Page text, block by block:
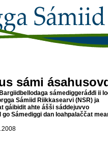
sámi
sámediggeráđđi ii
Sámiid Riikkasearvi (NSR) ja
gáibidit ahte ášši sáddejuvvo
Sámediggi dan loahpalaččat